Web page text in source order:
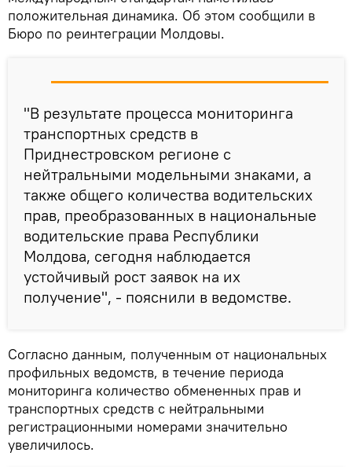
положительная динамика. Об этом сообщили в
Бюро по реинтеграции Молдовы.
"В результате процесса мониторинга
транспортных средств в
Приднестровском регионе с
нейтральными модельными знаками, а
также общего количества водительских
прав, преобразованных в национальные
водительские права Республики
Молдова, сегодня наблюдается
устойчивый рост заявок на их
получение", - пояснили в ведомстве.
Согласно данным, полученным от национальных
профильных ведомств, в течение периода
мониторинга количество обмененных прав и
транспортных средств с нейтральными
регистрационными номерами значительно
увеличилось.